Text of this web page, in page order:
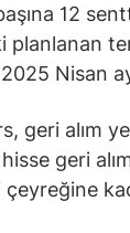
12
planlanan
Nisan
geri alım
hisse geri
çeyreğine